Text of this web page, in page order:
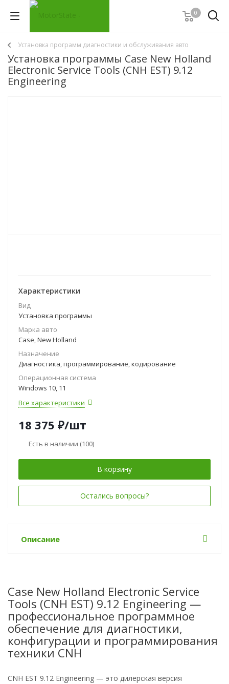
0
Установка программ диагностики и обслуживания авто
Установка программы Case New Holland
Electronic Service Tools (CNH EST) 9.12
Engineering
Характеристики
Вид
Установка программы
Марка авто
Case, New Holland
Назначение
Диагностика, программирование, кодирование
Операционная система
Windows 10, 11
Все характеристики
18 375 ₽/шт
Есть в наличии (100)
В корзину
Остались вопросы?
Описание
Case New Holland Electronic Service
Tools (CNH EST) 9.12 Engineering —
профессиональное программное
обеспечение для диагностики,
конфигурации и программирования
техники CNH
CNH EST 9.12 Engineering — это дилерская версия